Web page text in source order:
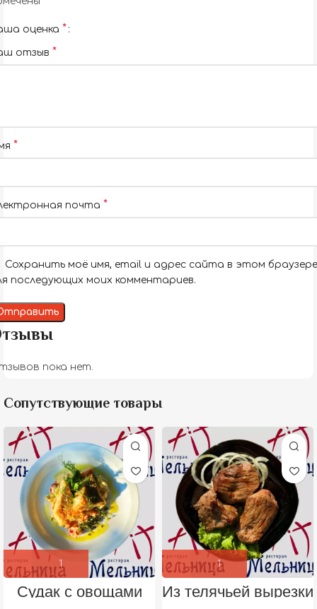
пока нет.
оценка *
отзыв *
*
почта *
Сохранить моё имя, email и адрес сайта в этом браузере
последующих моих комментариев.
Сопутствующие товары
Судак с овощами Из телячьей вырезки